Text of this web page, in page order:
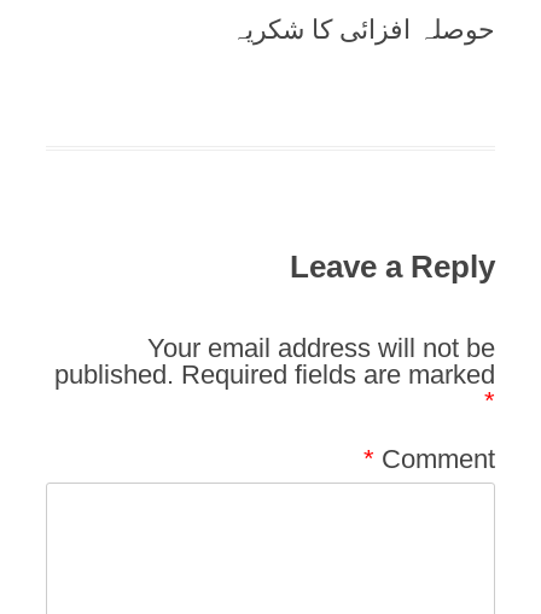
حوصلہ افزائی کا شکریہ
Leave a Reply
Your email address will not be
published. Required fields are marked
*
Comment
*